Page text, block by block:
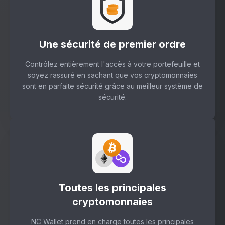
Une sécurité de premier ordre
Contrôlez entièrement l'accès à votre portefeuille et
soyez rassuré en sachant que vos cryptomonnaies
sont en parfaite sécurité grâce au meilleur système de
sécurité.
Toutes les principales
cryptomonnaies
NC Wallet prend en charge toutes les principales